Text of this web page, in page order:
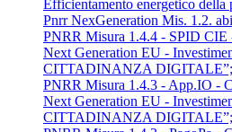
Efficientamento energetico
Pnrr NexGeneration Mis. 1.2.
PNRR Misura 1.4.4 - SPID CIE
Next Generation EU -
CITTADINANZA DIGITALE”;
PNRR Misura 1.4.3 - App.IO -
Next Generation EU -
CITTADINANZA DIGITALE”;